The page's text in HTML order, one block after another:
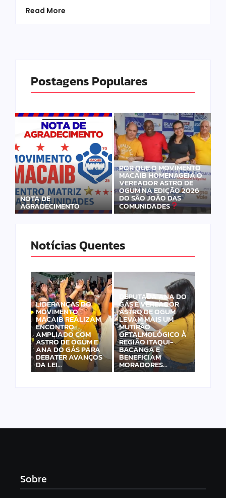
Read More
Postagens Populares
NOTA DE
AGRADECIMENTO
POR QUE O MOVIMENTO
MACAIB HOMENAGEIA O
VEREADOR ASTRO DE
OGUM NA EDIÇÃO 2026
DO SÃO JOÃO DAS
COMUNIDADES
Notícias Quentes
LIDERANÇAS DO
MOVIMENTO
MACAIB REALIZAM
ENCONTRO
AMPLIADO COM
ASTRO DE OGUM E
ANA DO GÁS PARA
DEBATER AVANÇOS
DA LEI…
DEPUTADA ANA DO
GÁS E VEREADOR
ASTRO DE OGUM
LEVAM MAIS UM
MUTIRÃO
OFTALMOLÓGICO À
REGIÃO ITAQUI-
BACANGA E
BENEFICIAM
MORADORES…
Sobre